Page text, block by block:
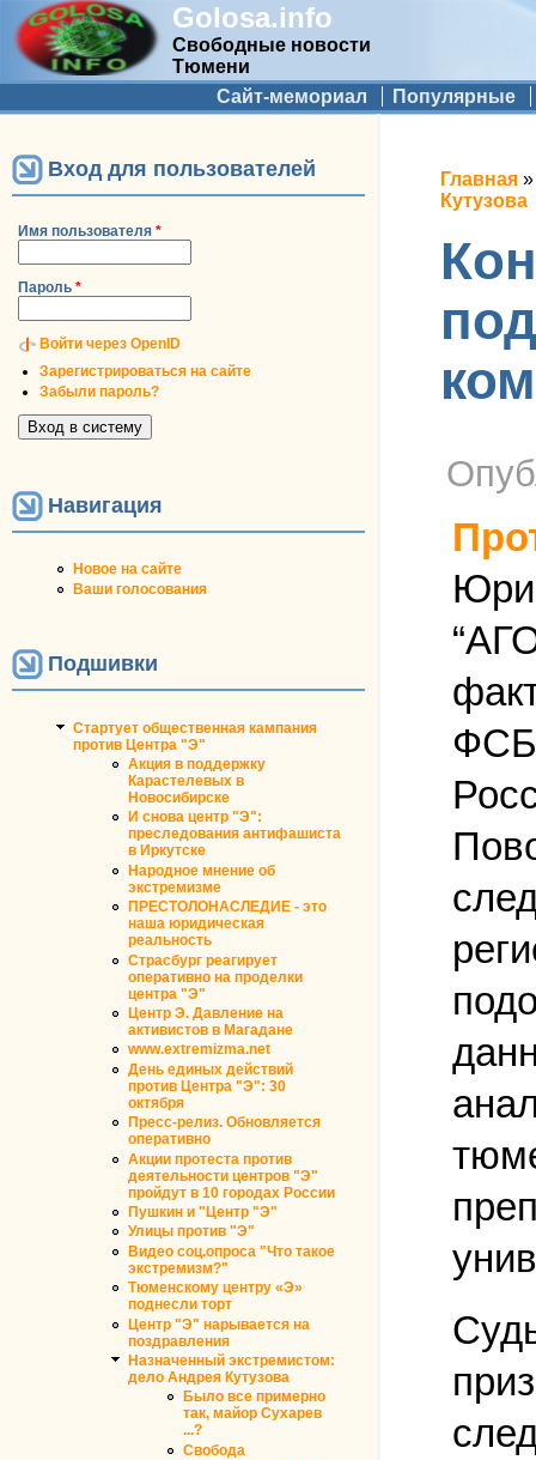
Golosa.info
Свободные новости
Тюмени
Дополнительное меню
Сайт-мемориал Популярные
Вход для пользователей
Имя пользователя *
Пароль *
Войти через OpenID
Зарегистрироваться на сайте
Забыли пароль?
Навигация
Новое на сайте
Ваши голосования
Подшивки
Стартует общественная кампания
против Центра "Э"
Акция в поддержку
Карастелевых в
Новосибирске
И снова центр "Э":
преследования антифашиста
в Иркутске
Народное мнение об
экстремизме
ПРЕСТОЛОНАСЛЕДИЕ - это
наша юридическая
реальность
Страсбург реагирует
оперативно на проделки
центра "Э"
Центр Э. Давление на
активистов в Магадане
www.extremizma.net
День единых действий
против Центра "Э": 30
октября
Пресс-релиз. Обновляется
оперативно
Акции протеста против
деятельности центров "Э"
пройдут в 10 городах России
Пушкин и "Центр "Э"
Улицы против "Э"
Видео соц.опроса "Что такое
экстремизм?"
Тюменскому центру «Э»
поднесли торт
Центр "Э" нарывается на
поздравления
Назначенный экстремистом:
дело Андрея Кутузова
Было все примерно
так, майор Сухарев
...?
Свобода
Вы
Главная
Кутузова